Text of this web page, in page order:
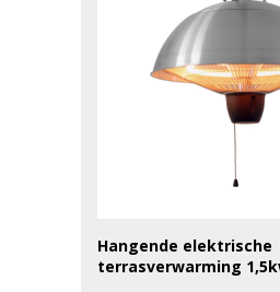
Hangende elektrische
terrasverwarming